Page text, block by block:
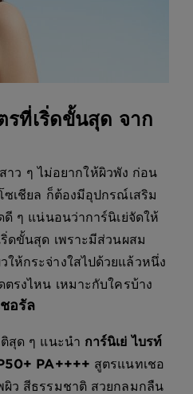
ที่เริ่ดขั้นสุด จาก
ว ๆ ไม่อยากให้ผิวพัง ก่อน
ซเชียล ก็ต้องมีอุปกรณ์เสริม
ๆ แน่นอนว่าการ์นิเย่จัดให้
ดขั้นสุด เพราะมีส่วนผสม
ห้กระจ่างใสไปด้วยแล้วหนึ่ง
รงไหน เหมาะกับใครบ้าง
อรัล
สุด ๆ แนะนำ การ์นิเย่ ไบรท์
PA++++ สูตรแนทเชอ
ว สีธรรมชาติ สวยกลมกลืน